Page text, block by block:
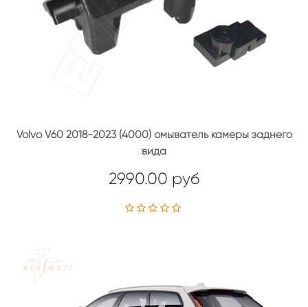
Volvo V60 2018-2023 (4000) омыватель камеры заднего
вида
2990.00 руб